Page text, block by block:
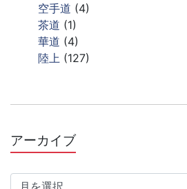
空手道 (4)
茶道 (1)
華道 (4)
陸上 (127)
アーカイブア
ー
カ